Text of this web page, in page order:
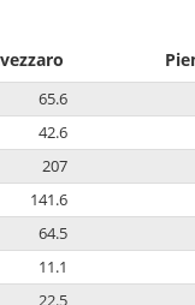
65.6
42.6
207
141.6
64.5
11.1
22.5